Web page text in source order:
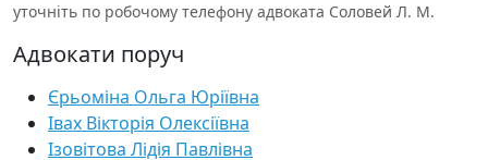
уточніть по робочому телефону адвоката Соловей Л. М.
Адвокати поруч
Єрьоміна Ольга Юріївна
Івах Вікторія Олексіївна
Ізовітова Лідія Павлівна